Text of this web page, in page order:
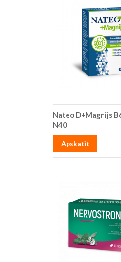
Nateo D+Magnijs
N40
Apskatīt